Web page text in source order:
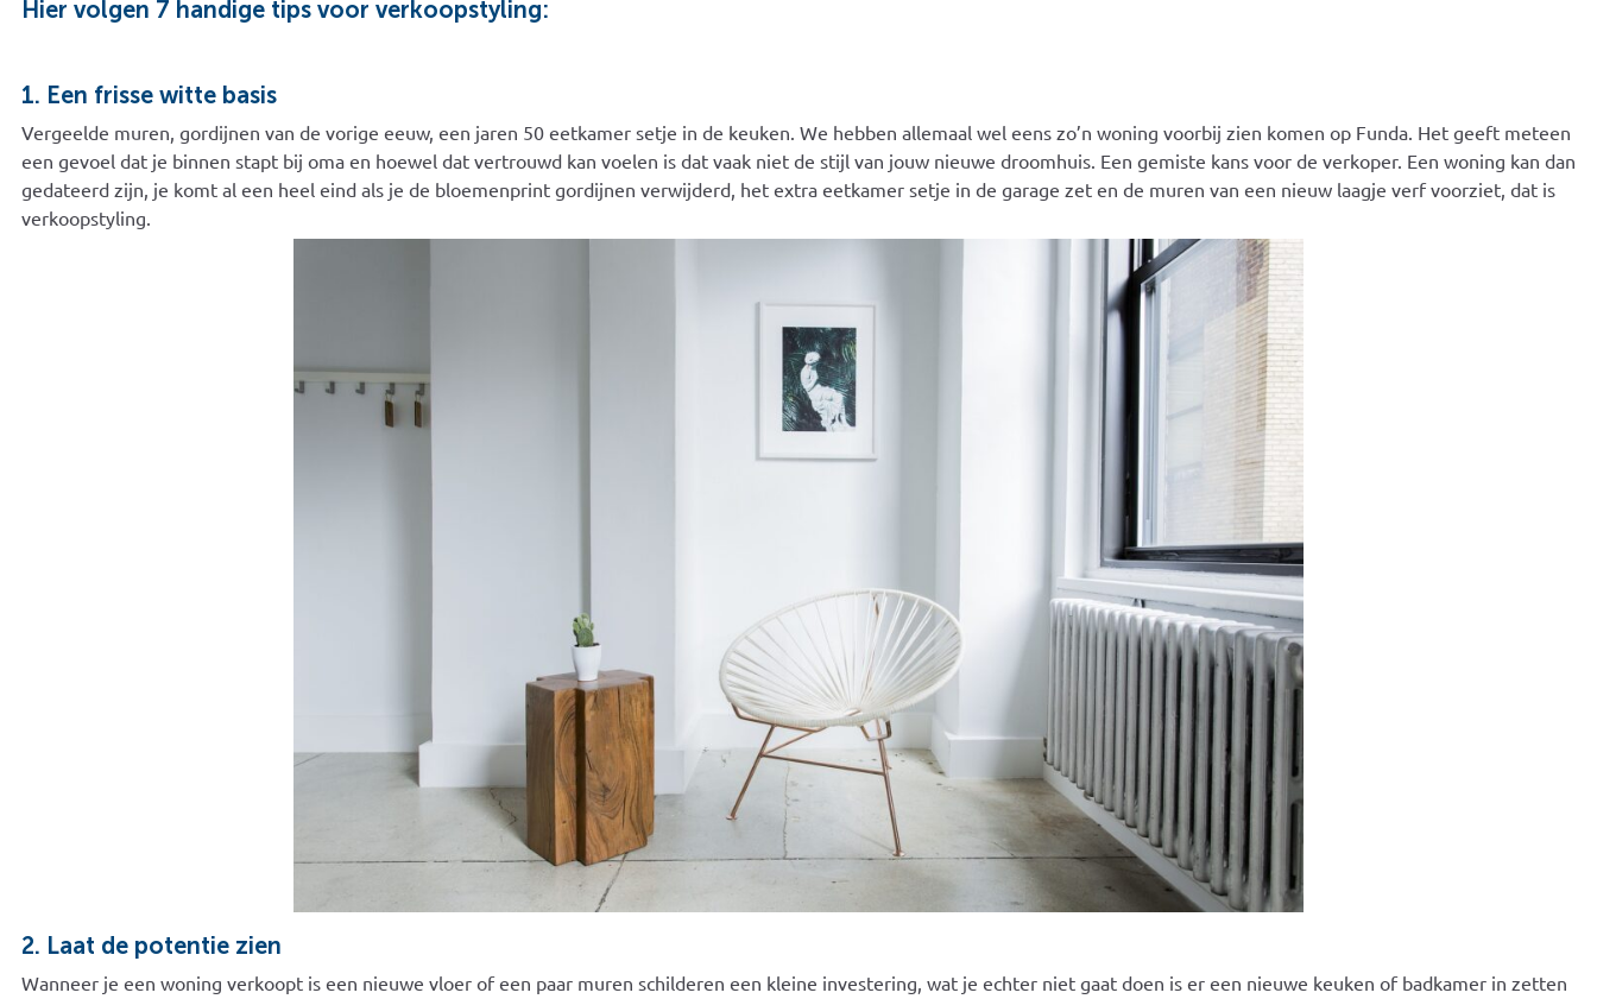
Hier volgen 7 handige tips voor verkoopstyling:
1. Een frisse witte basis
Vergeelde muren, gordijnen van de vorige eeuw, een jaren 50 eetkamer setje in de keuken. We hebben allemaal wel eens zo’n woning voorbij zien komen op Funda. Het geeft meteen
een gevoel dat je binnen stapt bij oma en hoewel dat vertrouwd kan voelen is dat vaak niet de stijl van jouw nieuwe droomhuis. Een gemiste kans voor de verkoper. Een woning kan dan
gedateerd zijn, je komt al een heel eind als je de bloemenprint gordijnen verwijderd, het extra eetkamer setje in de garage zet en de muren van een nieuw laagje verf voorziet, dat is
verkoopstyling.
2. Laat de potentie zien
Wanneer je een woning verkoopt is een nieuwe vloer of een paar muren schilderen een kleine investering, wat je echter niet gaat doen is er een nieuwe keuken of badkamer in zetten